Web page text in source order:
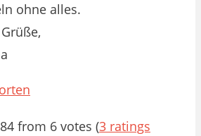
ohne alles.
from 6 votes (3 ratings